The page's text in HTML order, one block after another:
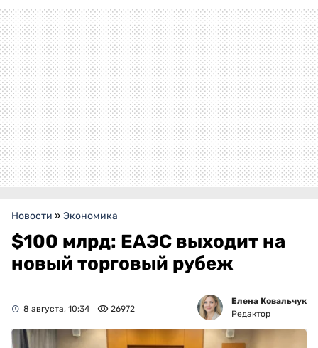
Новости » Экономика
$100 млрд: ЕАЭС выходит на
новый торговый рубеж
8 августа, 10:34 26972
Елена Ковальчук
Редактор